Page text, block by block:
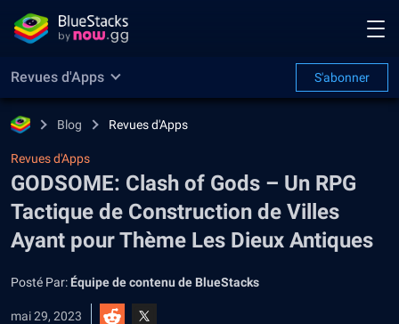
Revues d'Apps S'abonner
Blog Revues d'Apps
Revues d'Apps
GODSOME: Clash of Gods – Un RPG
Tactique de Construction de Villes
Ayant pour Thème Les Dieux Antiques
Posté Par: Équipe de contenu de BlueStacks
mai 29, 2023